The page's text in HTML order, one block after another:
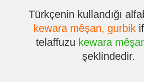
Türkçenin kullandığı
kewara mêşan, gurbik
telaffuzu kewara
şeklindedir.